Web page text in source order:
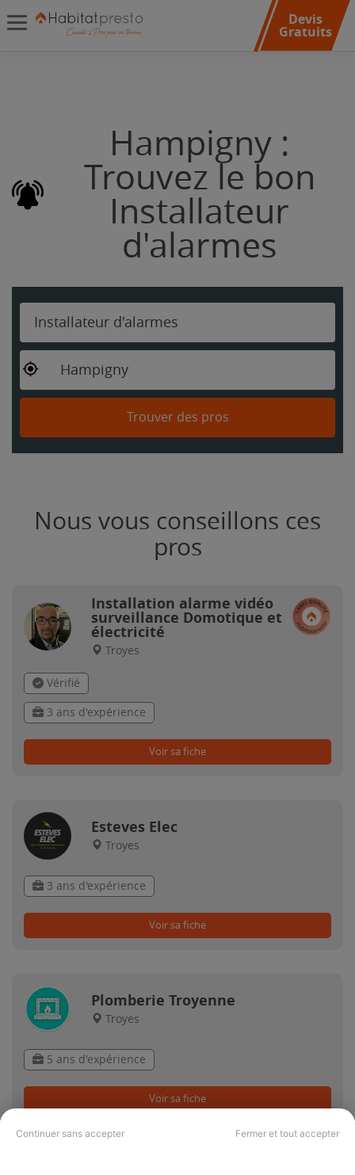
Continuer sans accepter Fermer et tout accepter
Devis
Gratuits
Hampigny :
Trouvez le bon
Installateur
d'alarmes
Installateur d'alarmes
Hampigny
Trouver des pros
Nous vous conseillons ces
pros
Installation alarme vidéo
surveillance Domotique et
électricité
Troyes
Vérifié
3 ans d'expérience
Voir sa fiche
Esteves Elec
Troyes
3 ans d'expérience
Voir sa fiche
Plomberie Troyenne
Troyes
5 ans d'expérience
Voir sa fiche